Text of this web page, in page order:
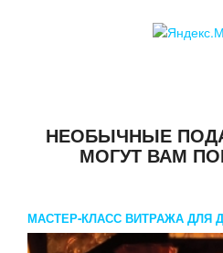
НЕОБЫЧНЫЕ
МОГУТ ВАМ
МАСТЕР-КЛАСС ВИТРАЖА ДЛЯ